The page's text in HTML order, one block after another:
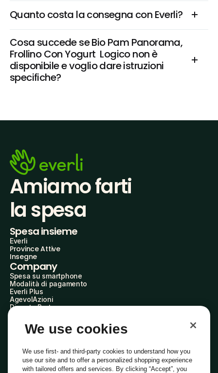
Quanto costa la consegna con Everli?
Cosa succede se Bio Pam Panorama,
Frollino Con Yogurt  Logico non è
disponibile e voglio dare istruzioni
specifiche?
Amiamo farti
la spesa
Spesa insieme
Everli
Province Attive
Insegne
Company
Spesa su smartphone
Modalità di pagamento
Everli Plus
AgevolAzioni
Diventa Partner
Everli Shoppers
About Us
Everli News
Domande frequenti
Lavora con noi
We use cookies
We use first- and third-party cookies to understand how you
use our site and to offer a personalized shopping experience
with tailored offers and services. By clicking “Accept”, you